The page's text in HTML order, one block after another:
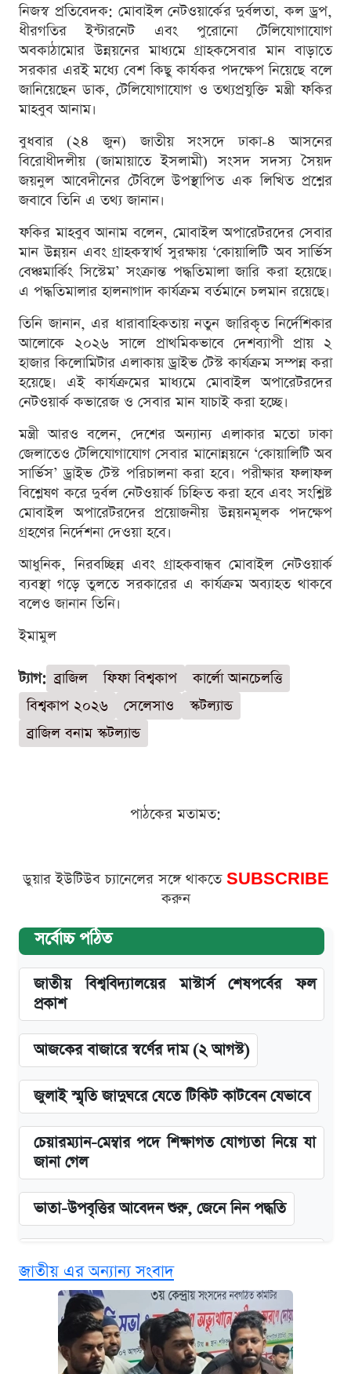
নিজস্ব প্রতিবেদক: মোবাইল নেটওয়ার্কের দুর্বলতা, কল ড্রপ,
ধীরগতির ইন্টারনেট এবং পুরোনো টেলিযোগাযোগ
অবকাঠামোর উন্নয়নের মাধ্যমে গ্রাহকসেবার মান বাড়াতে
সরকার এরই মধ্যে বেশ কিছু কার্যকর পদক্ষেপ নিয়েছে বলে
জানিয়েছেন ডাক, টেলিযোগাযোগ ও তথ্যপ্রযুক্তি মন্ত্রী ফকির
মাহবুব আনাম।
বুধবার (২৪ জুন) জাতীয় সংসদে ঢাকা-৪ আসনের
বিরোধীদলীয় (জামায়াতে ইসলামী) সংসদ সদস্য সৈয়দ
জয়নুল আবেদীনের টেবিলে উপস্থাপিত এক লিখিত প্রশ্নের
জবাবে তিনি এ তথ্য জানান।
ফকির মাহবুব আনাম বলেন, মোবাইল অপারেটরদের সেবার
মান উন্নয়ন এবং গ্রাহকস্বার্থ সুরক্ষায় ‘কোয়ালিটি অব সার্ভিস
বেঞ্চমার্কিং সিস্টেম’ সংক্রান্ত পদ্ধতিমালা জারি করা হয়েছে।
এ পদ্ধতিমালার হালনাগাদ কার্যক্রম বর্তমানে চলমান রয়েছে।
তিনি জানান, এর ধারাবাহিকতায় নতুন জারিকৃত নির্দেশিকার
আলোকে ২০২৬ সালে প্রাথমিকভাবে দেশব্যাপী প্রায় ২
হাজার কিলোমিটার এলাকায় ড্রাইভ টেস্ট কার্যক্রম সম্পন্ন করা
হয়েছে। এই কার্যক্রমের মাধ্যমে মোবাইল অপারেটরদের
নেটওয়ার্ক কভারেজ ও সেবার মান যাচাই করা হচ্ছে।
মন্ত্রী আরও বলেন, দেশের অন্যান্য এলাকার মতো ঢাকা
জেলাতেও টেলিযোগাযোগ সেবার মানোন্নয়নে ‘কোয়ালিটি অব
সার্ভিস’ ড্রাইভ টেস্ট পরিচালনা করা হবে। পরীক্ষার ফলাফল
বিশ্লেষণ করে দুর্বল নেটওয়ার্ক চিহ্নিত করা হবে এবং সংশ্লিষ্ট
মোবাইল অপারেটরদের প্রয়োজনীয় উন্নয়নমূলক পদক্ষেপ
গ্রহণের নির্দেশনা দেওয়া হবে।
আধুনিক, নিরবচ্ছিন্ন এবং গ্রাহকবান্ধব মোবাইল নেটওয়ার্ক
ব্যবস্থা গড়ে তুলতে সরকারের এ কার্যক্রম অব্যাহত থাকবে
বলেও জানান তিনি।
ইমামুল
ট্যাগ: ব্রাজিল ফিফা বিশ্বকাপ
কার্লো আনচেলত্তি
বিশ্বকাপ ২০২৬
সেলেসাও
স্কটল্যান্ড
ব্রাজিল বনাম স্কটল্যান্ড
পাঠকের মতামত:
ডুয়ার ইউটিউব চ্যানেলের সঙ্গে থাকতে SUBSCRIBE
করুন
সর্বোচ্চ পঠিত
জাতীয় বিশ্ববিদ্যালয়ের মাস্টার্স শেষপর্বের ফল
প্রকাশ
আজকের বাজারে স্বর্ণের দাম (২ আগস্ট)
জুলাই স্মৃতি জাদুঘরে যেতে টিকিট কাটবেন যেভাবে
চেয়ারম্যান-মেম্বার পদে শিক্ষাগত যোগ্যতা নিয়ে যা
জানা গেল
ভাতা-উপবৃত্তির আবেদন শুরু, জেনে নিন পদ্ধতি
খান
কবে শুরু হচ্ছে ঢাবির ভর্তি আবেদন, জানাল কর্তৃপক্ষ
এক ক্লিকে জেনে নিন আইফোন ১৮ প্রো ম্যাক্সের
জাতীয় এর অন্যান্য সংবাদ